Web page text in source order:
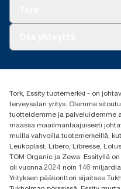
(+358) 9 5068 8222
Oy Essity Finland Ab
Revontulenkuja 1
02100 Espoo
Tork, Essity tuotemerkki - on
terveysalan yritys. Olemme
tuotteidemme ja palveluidemme
maassa maailmanlaajuisesti
muilla vahvoilla tuotemerkeillä,
Leukoplast, Libero, Libresse,
TOM Organic ja Zewa. Essityllä
oli vuonna 2024 noin 146
Yrityksen pääkonttori sijaitsee